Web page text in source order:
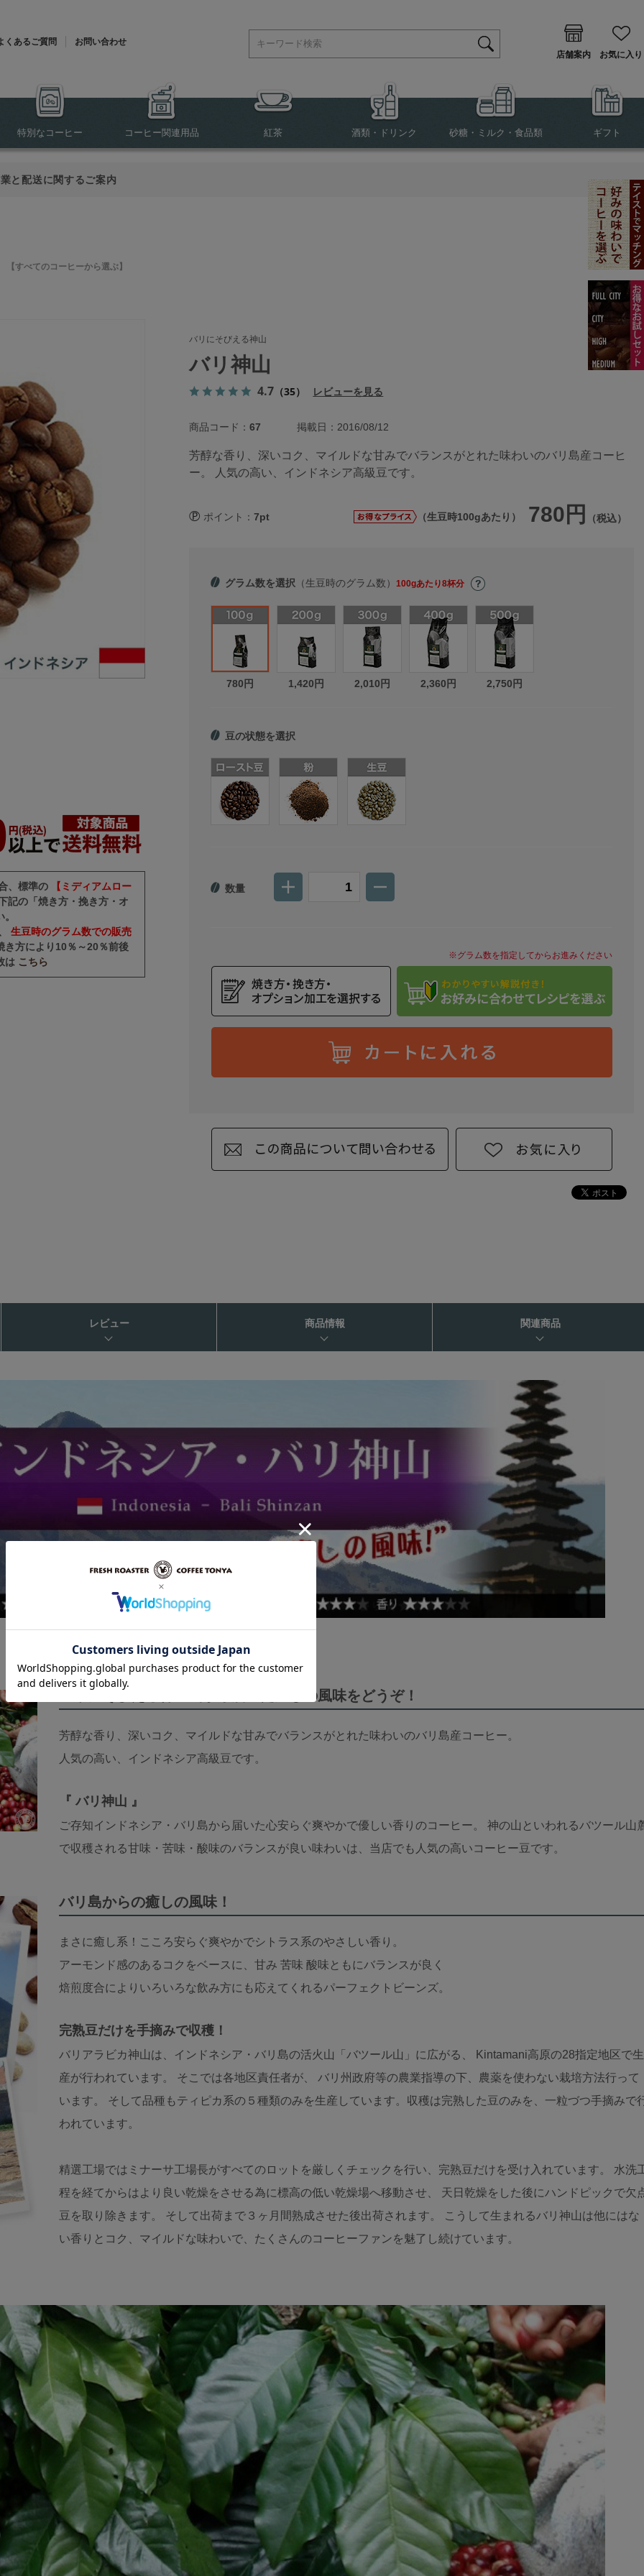
くあるご質問
お問い合わせ
店舗案内
お気に入り
特別なコーヒー コーヒー関連用品 紅茶 酒類・ドリンク 砂糖・ミルク・食品類 ギフト
と配送に関するご案内
【すべてのコーヒーから選ぶ】
、標準の
【ミディアムロー
記の「焼き方・挽き方・オ
生豆時のグラム数での販売
き方により10％～20％前後
は こちら
バリにそびえる神山
バリ神山
4.7 （35） レビューを見る
商品コード：67 掲載日：2016/08/12
芳醇な香り、深いコク、マイルドな甘みでバランスがとれた味わいのバリ島産コーヒ
ー。 人気の高い、インドネシア高級豆です。
ポイント：7pt （生豆時100gあたり） 780円 （税込）
グラム数を選択 （生豆時のグラム数） 100gあたり8杯分
780円 1,420円 2,010円 2,360円 2,750円
豆の状態を選択
数量
こだわりレシピ設定
※グラム数を指定してからお進みください
レビュー 商品情報 関連商品
バリにそびえる神の山から届いた癒しの風味をどうぞ！
芳醇な香り、深いコク、マイルドな甘みでバランスがとれた味わいのバリ島産コーヒー。
人気の高い、インドネシア高級豆です。
『 バリ神山 』
ご存知インドネシア・バリ島から届いた心安らぐ爽やかで優しい香りのコーヒー。 神の山といわれるバツール山
で収穫される甘味・苦味・酸味のバランスが良い味わいは、当店でも人気の高いコーヒー豆です。
バリ島からの癒しの風味！
まさに癒し系！こころ安らぐ爽やかでシトラス系のやさしい香り。
アーモンド感のあるコクをベースに、甘み 苦味 酸味ともにバランスが良く
焙煎度合によりいろいろな飲み方にも応えてくれるパーフェクトビーンズ。
完熟豆だけを手摘みで収穫！
バリアラビカ神山は、インドネシア・バリ島の活火山「バツール山」に広がる、 Kintamani高原の28指定地区で生
産が行われています。 そこでは各地区責任者が、 バリ州政府等の農業指導の下、農薬を使わない栽培方法行って
います。 そして品種もティピカ系の５種類のみを生産しています。収穫は完熟した豆のみを、一粒づつ手摘みで
われています。
精選工場ではミナーサ工場長がすべてのロットを厳しくチェックを行い、完熟豆だけを受け入れています。 水洗
程を経てからはより良い乾燥をさせる為に標高の低い乾燥場へ移動させ、 天日乾燥をした後にハンドピックで欠
豆を取り除きます。 そして出荷まで３ヶ月間熟成させた後出荷されます。 こうして生まれるバリ神山は他にはな
い香りとコク、マイルドな味わいで、たくさんのコーヒーファンを魅了し続けています。